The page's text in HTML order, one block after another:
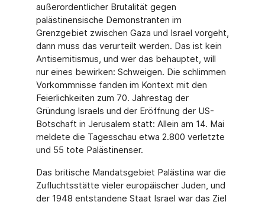
außerordentlicher Brutalität gegen
palästinensische De­monstranten im
Grenzgebiet zwischen Gaza und Israel vorgeht,
dann muss das verurteilt werden. Das ist kein
Antisemitismus, und wer das behauptet, will
nur eines bewirken: Schweigen. Die schlimmen
Vorkommnisse fanden im Kontext mit den
Feierlichkeiten zum 70. Jahrestag der
Gründung Israels und der Eröffnung der US-
Botschaft in Jerusalem statt: Allein am 14. Mai
meldete die Tagesschau etwa 2.800 verletzte
und 55 tote Palästinenser.
Das britische Mandatsgebiet Palästina war die
Zufluchtsstätte vieler europäischer Juden, und
der 1948 entstandene Staat Israel war das Ziel